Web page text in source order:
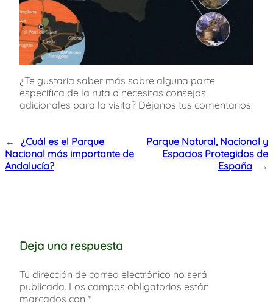
¿Te gustaría saber más sobre alguna parte
específica de la ruta o necesitas consejos
adicionales para la visita? Déjanos tus comentarios.
←
¿Cuál es el Parque
Nacional más importante de
Andalucía?
Parque Natural, Nacional y
Espacios Protegidos de
España
→
Deja una respuesta
Tu dirección de correo electrónico no será
publicada. Los campos obligatorios están
marcados con *